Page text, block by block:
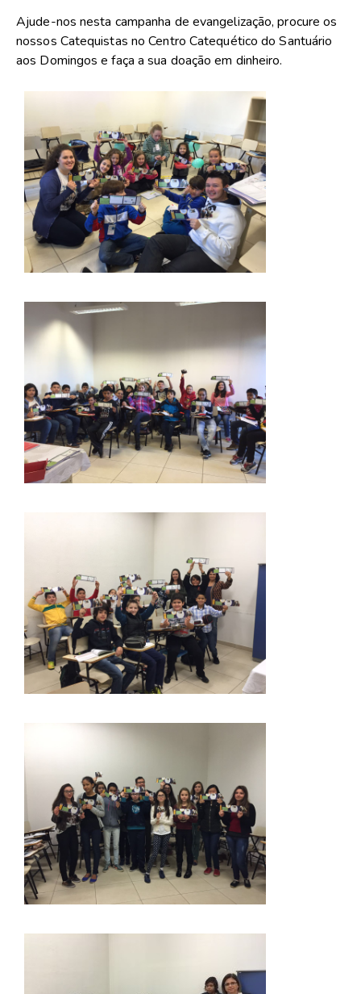
Ajude-nos nesta campanha de evangelização, procure os
nossos Catequistas no Centro Catequético do Santuário
aos Domingos e faça a sua doação em dinheiro.